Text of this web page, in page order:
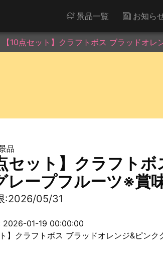
景品一覧 お知ら
【10点セット】クラフトボス ブラッドオ
品
セット】クラフト
レープフルーツ※賞
:2026/05/31
2026-01-19 00:00:00
ト】クラフトボス ブラッドオレンジ&ピン